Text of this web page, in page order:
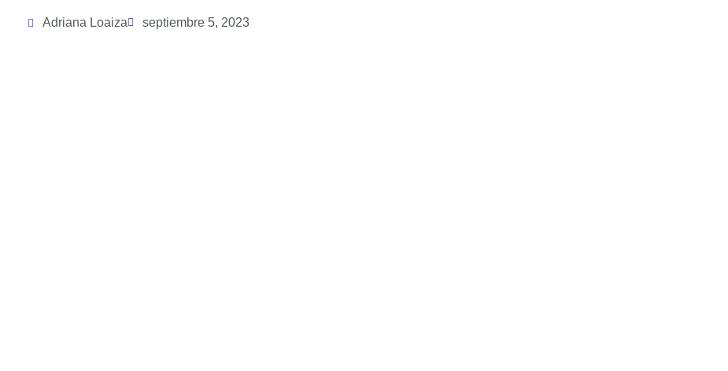
Adriana Loaiza septiembre 5, 2023